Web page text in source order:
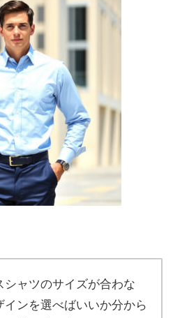
シャツのサイズが合わな
ンを選べばいいか分から